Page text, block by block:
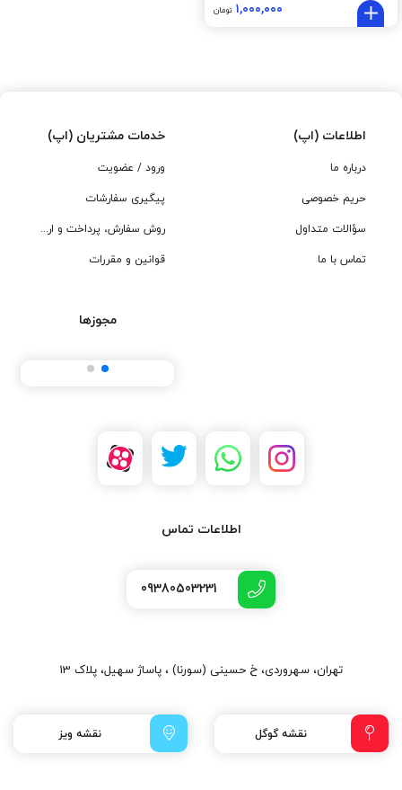
۱,۰۰۰,۰۰۰ تومان
اطلاعات (اپ)
درباره ما
حریم خصوصی
سؤالات متداول
تماس با ما
خدمات مشتریان (اپ)
ورود / عضویت
پیگیری سفارشات
روش سفارش، پرداخت و ارسال
قوانین و مقررات
مجوزها
اطلاعات تماس
09380503231
تهران، سهروردی، خ حسینی (سورنا) ، پاساژ سهیل، پلاک 13
نقشه گوگل نقشه ویز